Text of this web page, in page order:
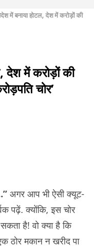
में बनाया होटल, देश में करोड़ों की
देश में करोड़ों की
चोर’
अगर आप भी ऐसी क्यूट-
पढ़ें. क्योंकि, इस चोर
है! वो क्या है कि
ठोर मकान न खरीद पा